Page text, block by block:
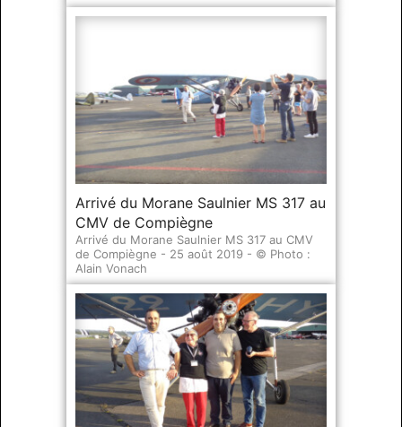
Arrivé du Morane Saulnier MS 317 au
CMV de Compiègne
Arrivé du Morane Saulnier MS 317 au CMV
de Compiègne - 25 août 2019 - © Photo :
Alain Vonach